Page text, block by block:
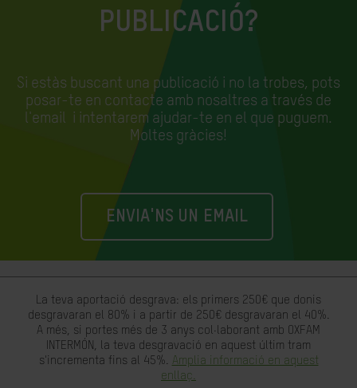
PUBLICACIÓ?
Si estàs buscant una publicació i no la trobes, pots
posar-te en contacte amb nosaltres a través de
l'email i intentarem ajudar-te en el que puguem.
Moltes gràcies!
ENVIA'NS UN EMAIL
La teva aportació desgrava: els primers 250€ que donis
desgravaran el 80% i a partir de 250€ desgravaran el 40%.
A més, si portes més de 3 anys col·laborant amb OXFAM
INTERMÓN, la teva desgravació en aquest últim tram
s'incrementa fins al 45%. Amplia informació en aquest
enllaç.